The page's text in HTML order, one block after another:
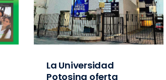
La Universidad
Potosina oferta